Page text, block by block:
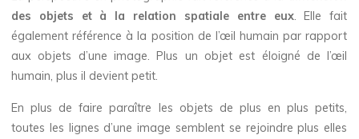
des objets et à la relation spatiale entre eux. Elle fait
également référence à la position de l’œil humain par rapport
aux objets d’une image. Plus un objet est éloigné de l’œil
humain, plus il devient petit.
En plus de faire paraître les objets de plus en plus petits,
toutes les lignes d’une image semblent se rejoindre plus elles